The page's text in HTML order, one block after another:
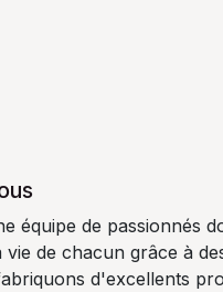
équipe de passionnés
de chacun grâce à
d'excellents